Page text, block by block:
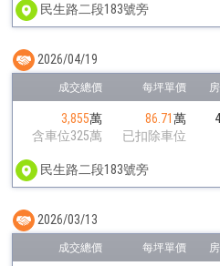
民生路二段183號旁
3,855萬
含車位325萬
86.71萬
已扣除車位
民生路二段183號旁
2026/04/19
2026/03/13